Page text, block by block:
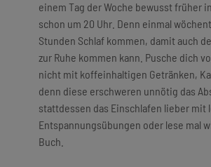
einem Tag der Woche bewusst früher
schon um 20 Uhr. Denn einmal
Stunden Schlaf kommen, damit auch
zur Ruhe kommen kann. Pusche dich
nicht mit koffeinhaltigen Getränken,
denn diese erschweren unnötig das
stattdessen das Einschlafen lieber mit
Entspannungsübungen oder lese mal
Buch.